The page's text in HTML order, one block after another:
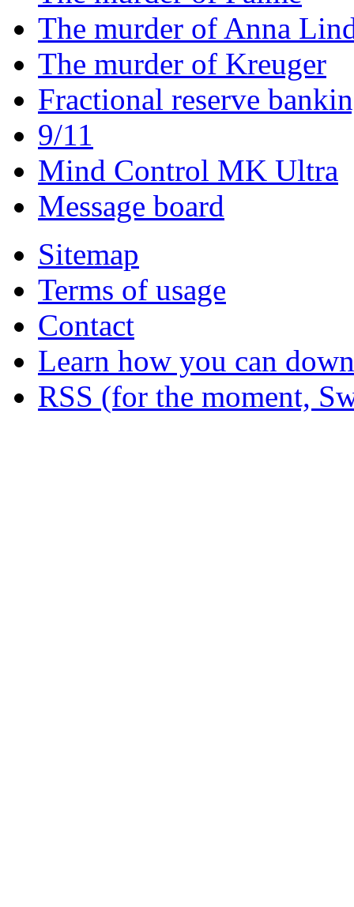
The murder of Anna
The murder of Kreuger
Fractional reserve
9/11
Mind Control MK Ultra
Message board
Sitemap
Terms of usage
Contact
Learn how you can
RSS (for the moment,